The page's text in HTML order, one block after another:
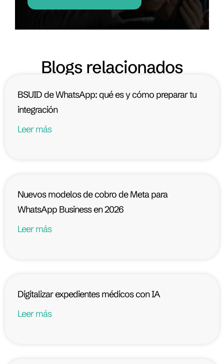
Blogs relacionados
BSUID de WhatsApp: qué es y cómo preparar tu
integración
Leer más
Nuevos modelos de cobro de Meta para
WhatsApp Business en 2026
Leer más
Digitalizar expedientes médicos con IA
Leer más